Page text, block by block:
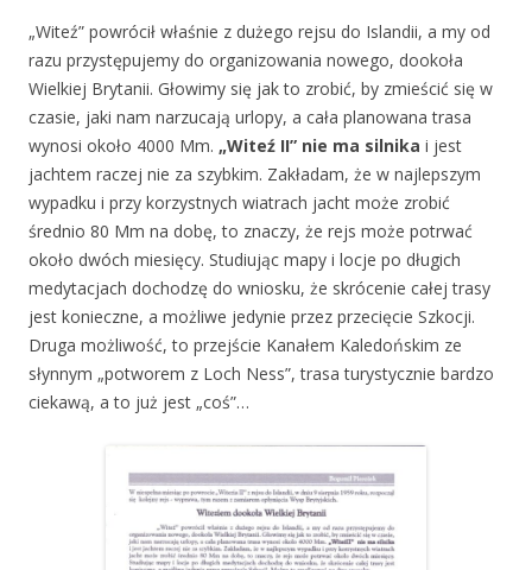
„Witeź” powrócił właśnie z dużego rejsu do Islandii, a my od
razu przystępujemy do organizowania nowego, dookoła
Wielkiej Brytanii. Głowimy się jak to zrobić, by zmieścić się w
czasie, jaki nam narzucają urlopy, a cała planowana trasa
wynosi około 4000 Mm. „Witeź II” nie ma silnika i jest
jachtem raczej nie za szybkim. Zakładam, że w najlepszym
wypadku i przy korzystnych wiatrach jacht może zrobić
średnio 80 Mm na dobę, to znaczy, że rejs może potrwać
około dwóch miesięcy. Studiując mapy i locje po długich
medytacjach dochodzę do wniosku, że skrócenie całej trasy
jest konieczne, a możliwe jedynie przez przecięcie Szkocji.
Druga możliwość, to przejście Kanałem Kaledońskim ze
słynnym „potworem z Loch Ness”, trasa turystycznie bardzo
ciekawą, a to już jest „coś”…